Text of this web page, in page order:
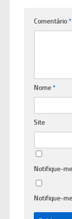
Comentário*
Nome*
Site
Notifique-
Notifique-